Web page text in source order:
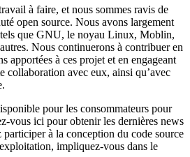
à faire, et nous sommes ravis de
open source. Nous avons largement
que GNU, le noyau Linux, Moblin,
Nous continuerons à contribuer en
apportées à ces projet et en engageant
collaboration avec eux, ainsi qu’avec
pour les consommateurs pour
vous ici pour obtenir les dernières news
à la conception du code source
impliquez-vous dans le